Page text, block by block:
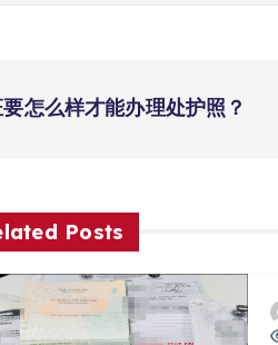
怎么样才能办理处护照？
Posts